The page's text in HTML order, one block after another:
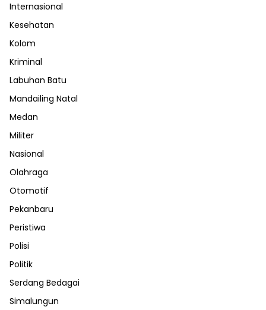
Internasional
Kesehatan
Kolom
Kriminal
Labuhan Batu
Mandailing Natal
Medan
Militer
Nasional
Olahraga
Otomotif
Pekanbaru
Peristiwa
Polisi
Politik
Serdang Bedagai
Simalungun